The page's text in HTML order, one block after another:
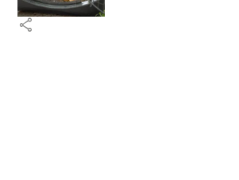
share